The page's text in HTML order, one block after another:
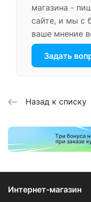
магазина -
сайте, и мы с
ваше мнение
Задать
Назад к списку
Интернет-магазин